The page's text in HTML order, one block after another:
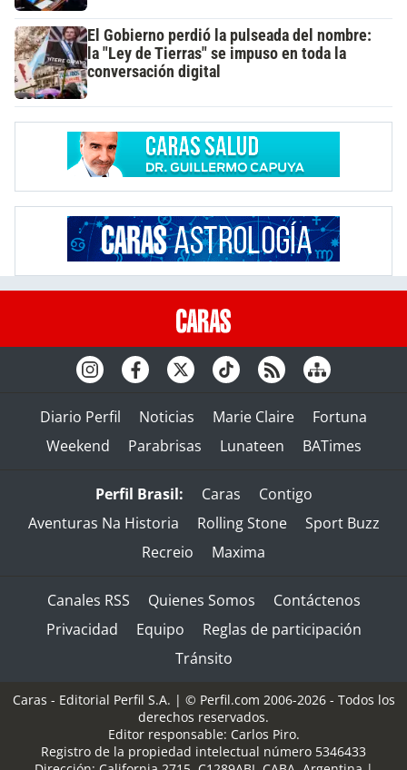
El Gobierno perdió la pulseada del nombre:
la "Ley de Tierras" se impuso en toda la
conversación digital
Diario Perfil Noticias Marie Claire
Fortuna
Weekend
Parabrisas Lunateen BATimes
Perfil Brasil: Caras
Contigo
Aventuras Na Historia
Rolling Stone
Sport Buzz
Recreio
Maxima
Canales RSS Quienes Somos
Contáctenos
Privacidad
Equipo
Reglas de participación
Tránsito
Caras - Editorial Perfil S.A. | © Perfil.com 2006-2026 - Todos los
derechos reservados.
Editor responsable: Carlos Piro.
Registro de la propiedad intelectual número 5346433